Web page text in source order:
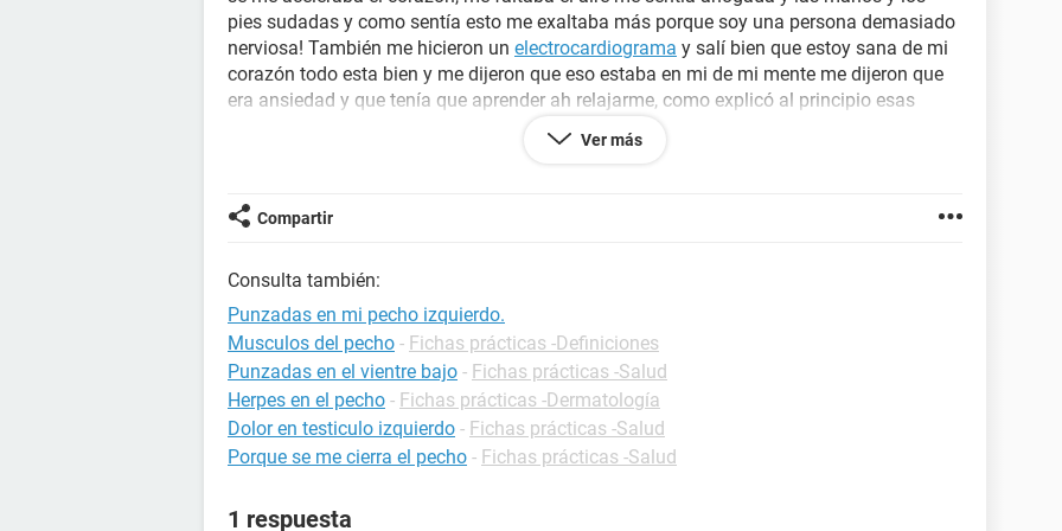
pies sudadas y como sentía esto me exaltaba más porque soy una persona demasiado
nerviosa! También me hicieron un electrocardiograma y salí bien que estoy sana de mi
corazón todo esta bien y me dijeron que eso estaba en mi de mi mente me dijeron que
era ansiedad y que tenía que aprender ah relajarme, como explicó al principio esas
Ver más
Compartir
Consulta también:
Punzadas en mi pecho izquierdo.
Musculos del pecho - Fichas prácticas -Definiciones
Punzadas en el vientre bajo - Fichas prácticas -Salud
Herpes en el pecho - Fichas prácticas -Dermatología
Dolor en testiculo izquierdo - Fichas prácticas -Salud
Porque se me cierra el pecho - Fichas prácticas -Salud
1 respuesta